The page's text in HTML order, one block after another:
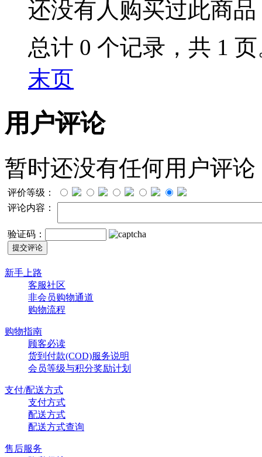
还没有人购买过此商品
总计 0 个记录，共 1
末页
用户评论
暂时还没有任何用户评论
评价等级：
评论内容：
验证码：
新手上路
客服社区
非会员购物通道
购物流程
购物指南
顾客必读
货到付款(COD)服务说明
会员等级与积分奖励计划
支付/配送方式
支付方式
配送方式
配送方式查询
售后服务